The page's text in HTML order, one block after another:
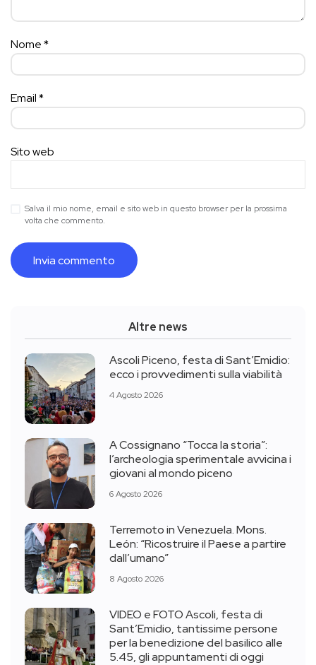
Nome*
Email*
Sito web
Salva il mio nome, email e sito web in questo browser per la prossima
volta che commento.
Altre news
Ascoli Piceno, festa di Sant’Emidio:
ecco i provvedimenti sulla viabilità
4 Agosto 2026
A Cossignano “Tocca la storia”:
l’archeologia sperimentale avvicina i
giovani al mondo piceno
6 Agosto 2026
Terremoto in Venezuela. Mons.
León: “Ricostruire il Paese a partire
dall’umano”
8 Agosto 2026
VIDEO e FOTO Ascoli, festa di
Sant’Emidio, tantissime persone
per la benedizione del basilico alle
5.45, gli appuntamenti di oggi